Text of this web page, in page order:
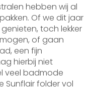
hebben wij al
Of we dit jaar
toch lekker
of gaan
een fijn
hierbij niet
veel badmode
Sunflair folder vol